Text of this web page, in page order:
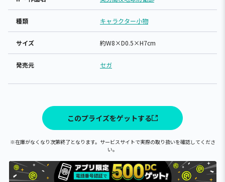
種類 キャラクター小物
サイズ 約W8×D0.5×H7cm
発売元 セガ
このプライズをゲットする
※在庫がなくなり次第終了となります。サービスサイトで実際の取り扱いを確認してくださ
い。